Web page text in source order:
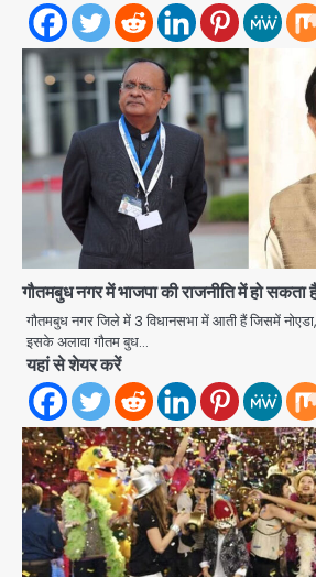
गौतमबुध नगर में भाजपा की राजनीति में हो
गौतमबुध नगर जिले में 3 विधानसभा में आती हैं जिसमें
इसके अलावा गौतम बुध…
यहां से शेयर करें
Iljin fire
इलेक्ट्रॉनिक्स की
कंक्रीट बीम तिरछा;
चौंकाने वाला खुलासा
Avinash Kumar
3
बेपरवाह मालिकों की
अध्यक्ष दिव्य कृष्णात्रेय
पुलिस-प्राधिकरण से
Avinash Kumar
4
Tarun Tejpal
हाईकोर्ट ने 2013 के
10 साल की सजा सुनाई
Avinash Kumar